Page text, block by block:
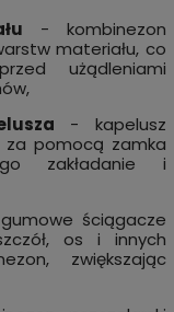
- kombinezon
materiału, co
użądleniami
- kapelusz
za pomocą zamka
zakładanie i
ściągacze
os i innych
zwiększając